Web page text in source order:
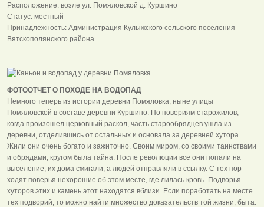
Расположение: возле ул. Помяловской д. Куршино
Статус: местный
Принадлежность: Администрация Кулыжского сельского поселения
Вятскополянского района
ФОТООТЧЕТ О ПОХОДЕ НА ВОДОПАД
Немного теперь из истории деревни Помяловка, ныне улицы
Помяловской в составе деревни Куршино. По повериям старожилов,
когда произошел церковный раскол, часть старообрядцев ушла из
деревни, отделившись от остальных и основала за деревней хутора.
Жили они очень богато и зажиточно. Своим миром, со своими таинствами
и обрядами, кругом была тайна. После революции все они попали на
выселение, их дома сжигали, а людей отправляли в ссылку. С тех пор
ходят поверья нехорошие об этом месте, где лилась кровь. Подворья
хуторов этих и камень этот находятся вблизи. Если поработать на месте
тех подворий, то можно найти множество доказательств той жизни, быта.